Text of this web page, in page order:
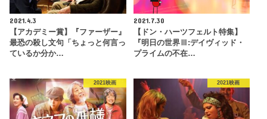
2021.4.3
【アカデミー賞】『ファーザー』
最恐の殺し文句「ちょっと何言っ
ているか分か…
2021.7.30
【ドン・ハーツフェルト特集】
『明日の世界Ⅲ:デイヴィッド・
プライムの不在…
2021映画 2021映画